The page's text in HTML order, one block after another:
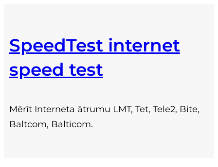
content
SpeedTest internet
speed test
Mērīt Interneta ātrumu LMT, Tet, Tele2, Bite,
Baltcom, Balticom.